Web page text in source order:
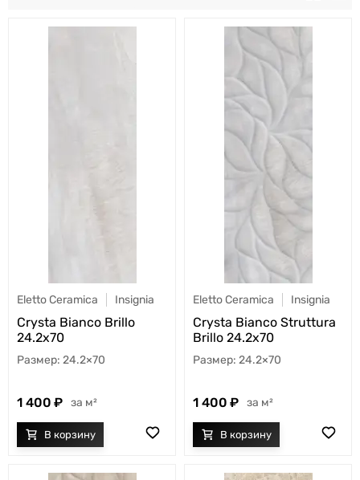
Eletto Ceramica Insignia
Crysta Bianco Brillo
24.2x70
24.2×70
1 400 м²
Eletto Ceramica Insignia
Crysta Bianco Struttura
Brillo 24.2x70
24.2×70
1 400 м²